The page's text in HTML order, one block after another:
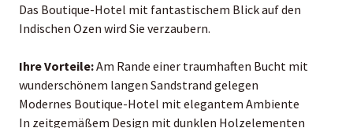
Das Boutique-Hotel mit fantastischem Blick auf den
Indischen Ozen wird Sie verzaubern.
Ihre Vorteile:Am Rande einer traumhaften Bucht mit
wunderschönem langen Sandstrand gelegen
Modernes Boutique-Hotel mit elegantem Ambiente
In zeitgemäßem Design mit dunklen Holzelementen